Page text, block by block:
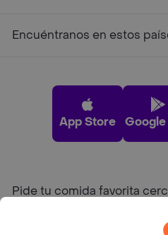
Encuéntranos en estos
App Store Google
Pide tu comida favorita